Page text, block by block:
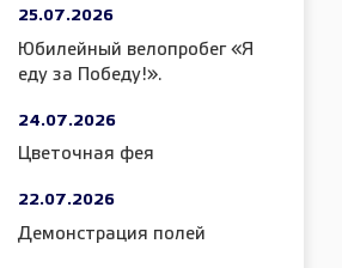
25.07.2026
Юбилейный велопробег «Я
еду за Победу!».
24.07.2026
Цветочная фея
22.07.2026
Демонстрация полей